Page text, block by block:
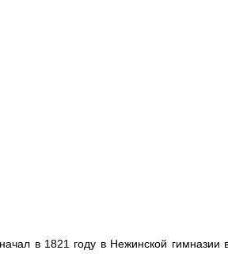
в 1821 году в Нежинской